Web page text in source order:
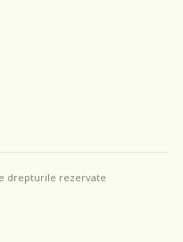
drepturile rezervate